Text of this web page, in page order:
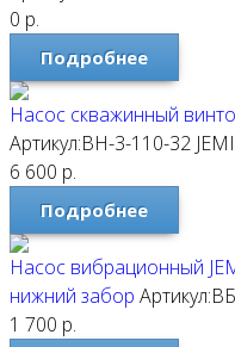
0 р.
Подробнее
Насос скважинный
Артикул:ВН-3-110-32
6 600 р.
Подробнее
Насос вибрационный
нижний забор
1 700 р.